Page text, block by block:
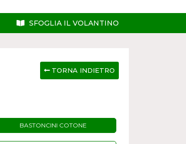
SFOGLIA IL VOLANTINO
TORNA INDIETRO
BASTONCINI COTONE